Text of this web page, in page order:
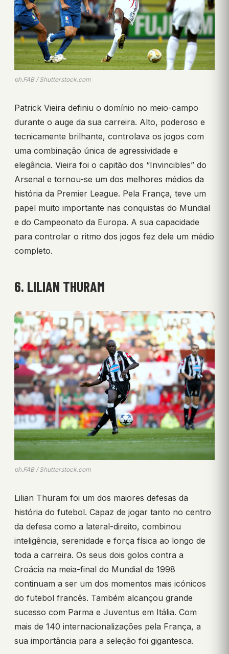
ph.FAB / Shutterstock.com
Patrick Vieira definiu o domínio no meio-campo
durante o auge da sua carreira. Alto, poderoso e
tecnicamente brilhante, controlava os jogos com
uma combinação única de agressividade e
elegância. Vieira foi o capitão dos “Invincibles” do
Arsenal e tornou-se um dos melhores médios da
história da Premier League. Pela França, teve um
papel muito importante nas conquistas do Mundial
e do Campeonato da Europa. A sua capacidade
para controlar o ritmo dos jogos fez dele um médio
completo.
6. LILIAN THURAM
ph.FAB / Shutterstock.com
Lilian Thuram foi um dos maiores defesas da
história do futebol. Capaz de jogar tanto no centro
da defesa como a lateral-direito, combinou
inteligência, serenidade e força física ao longo de
toda a carreira. Os seus dois golos contra a
Croácia na meia-final do Mundial de 1998
continuam a ser um dos momentos mais icónicos
do futebol francês. Também alcançou grande
sucesso com Parma e Juventus em Itália. Com
mais de 140 internacionalizações pela França, a
sua importância para a seleção foi gigantesca.